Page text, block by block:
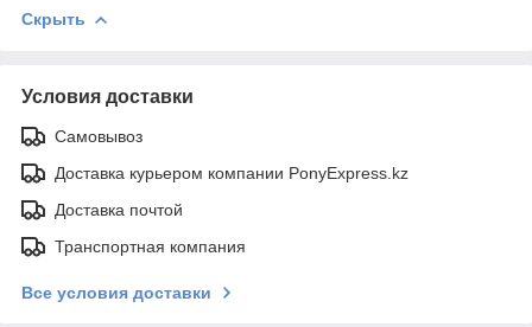
Скрыть
Условия доставки
Самовывоз
Доставка курьером компании PonyExpress.kz
Доставка почтой
Транспортная компания
Все условия доставки